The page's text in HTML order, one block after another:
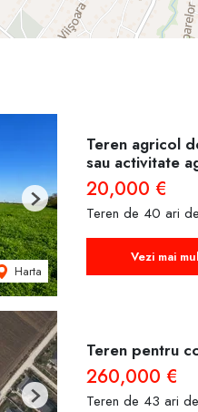
Harta
Next
Teren agricol
sau activitate
20,000 €
Teren de 40 ari
Vezi mai
Next
Teren pentru
260,000 €
Teren de 43 ari